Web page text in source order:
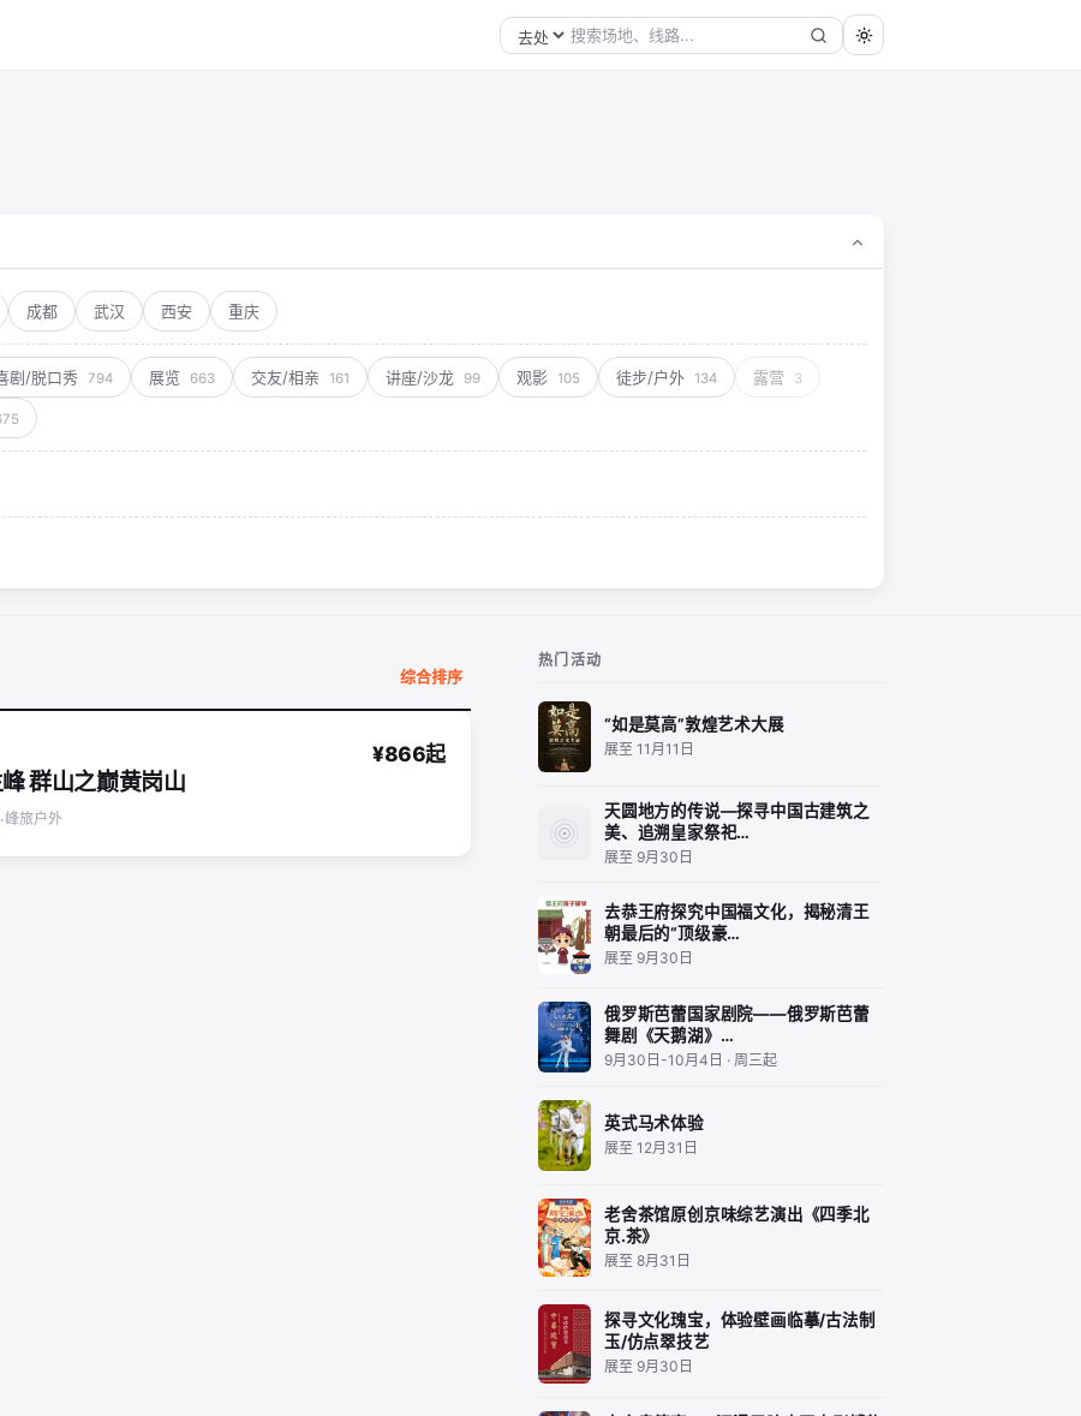
成都 武汉 西安 重庆
剧/脱口秀 794 展览 663 交友/相亲 161 讲座/沙龙 99 观影 105 徒步/户外 134 露营 3
综合排序
群山之巅黄岗山
·峰旅户外
¥866起
热门活动
“如是莫高”敦煌艺术大展
展至 11月11日
天圆地方的传说—探寻中国古建筑之
美、追溯皇家祭祀…
展至 9月30日
去恭王府探究中国福文化，揭秘清王
朝最后的“顶级豪…
展至 9月30日
俄罗斯芭蕾国家剧院——俄罗斯芭蕾
舞剧《天鹅湖》…
9月30日-10月4日 · 周三起
英式马术体验
展至 12月31日
老舍茶馆原创京味综艺演出《四季北
京.茶》
展至 8月31日
探寻文化瑰宝，体验壁画临摹/古法制
玉/仿点翠技艺
展至 9月30日